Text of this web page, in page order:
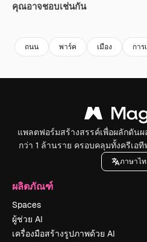
คุณอาจชอบเช่นกัน
ถนน พาร์ค เมือง การ
แพลตฟอร์มสร้างสรรค์เพื่อผลักดัน
กว่า 1 ล้านราย ครอบคลุมทั้งครีเอ
ภาษาไ
ผลิตภัณฑ์
Spaces
ผู้ช่วย AI
เครื่องมือสร้างรูปภาพด้วย AI